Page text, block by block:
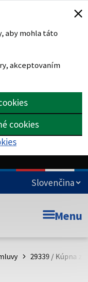
aby mohla táto
akceptovaním
cookies
Menu
29339 / Kúpna